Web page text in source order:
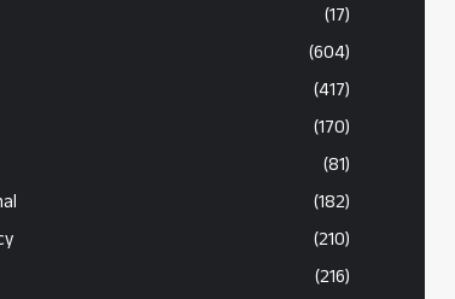
(17)
(604)
(417)
(170)
(81)
(182)
(210)
(216)